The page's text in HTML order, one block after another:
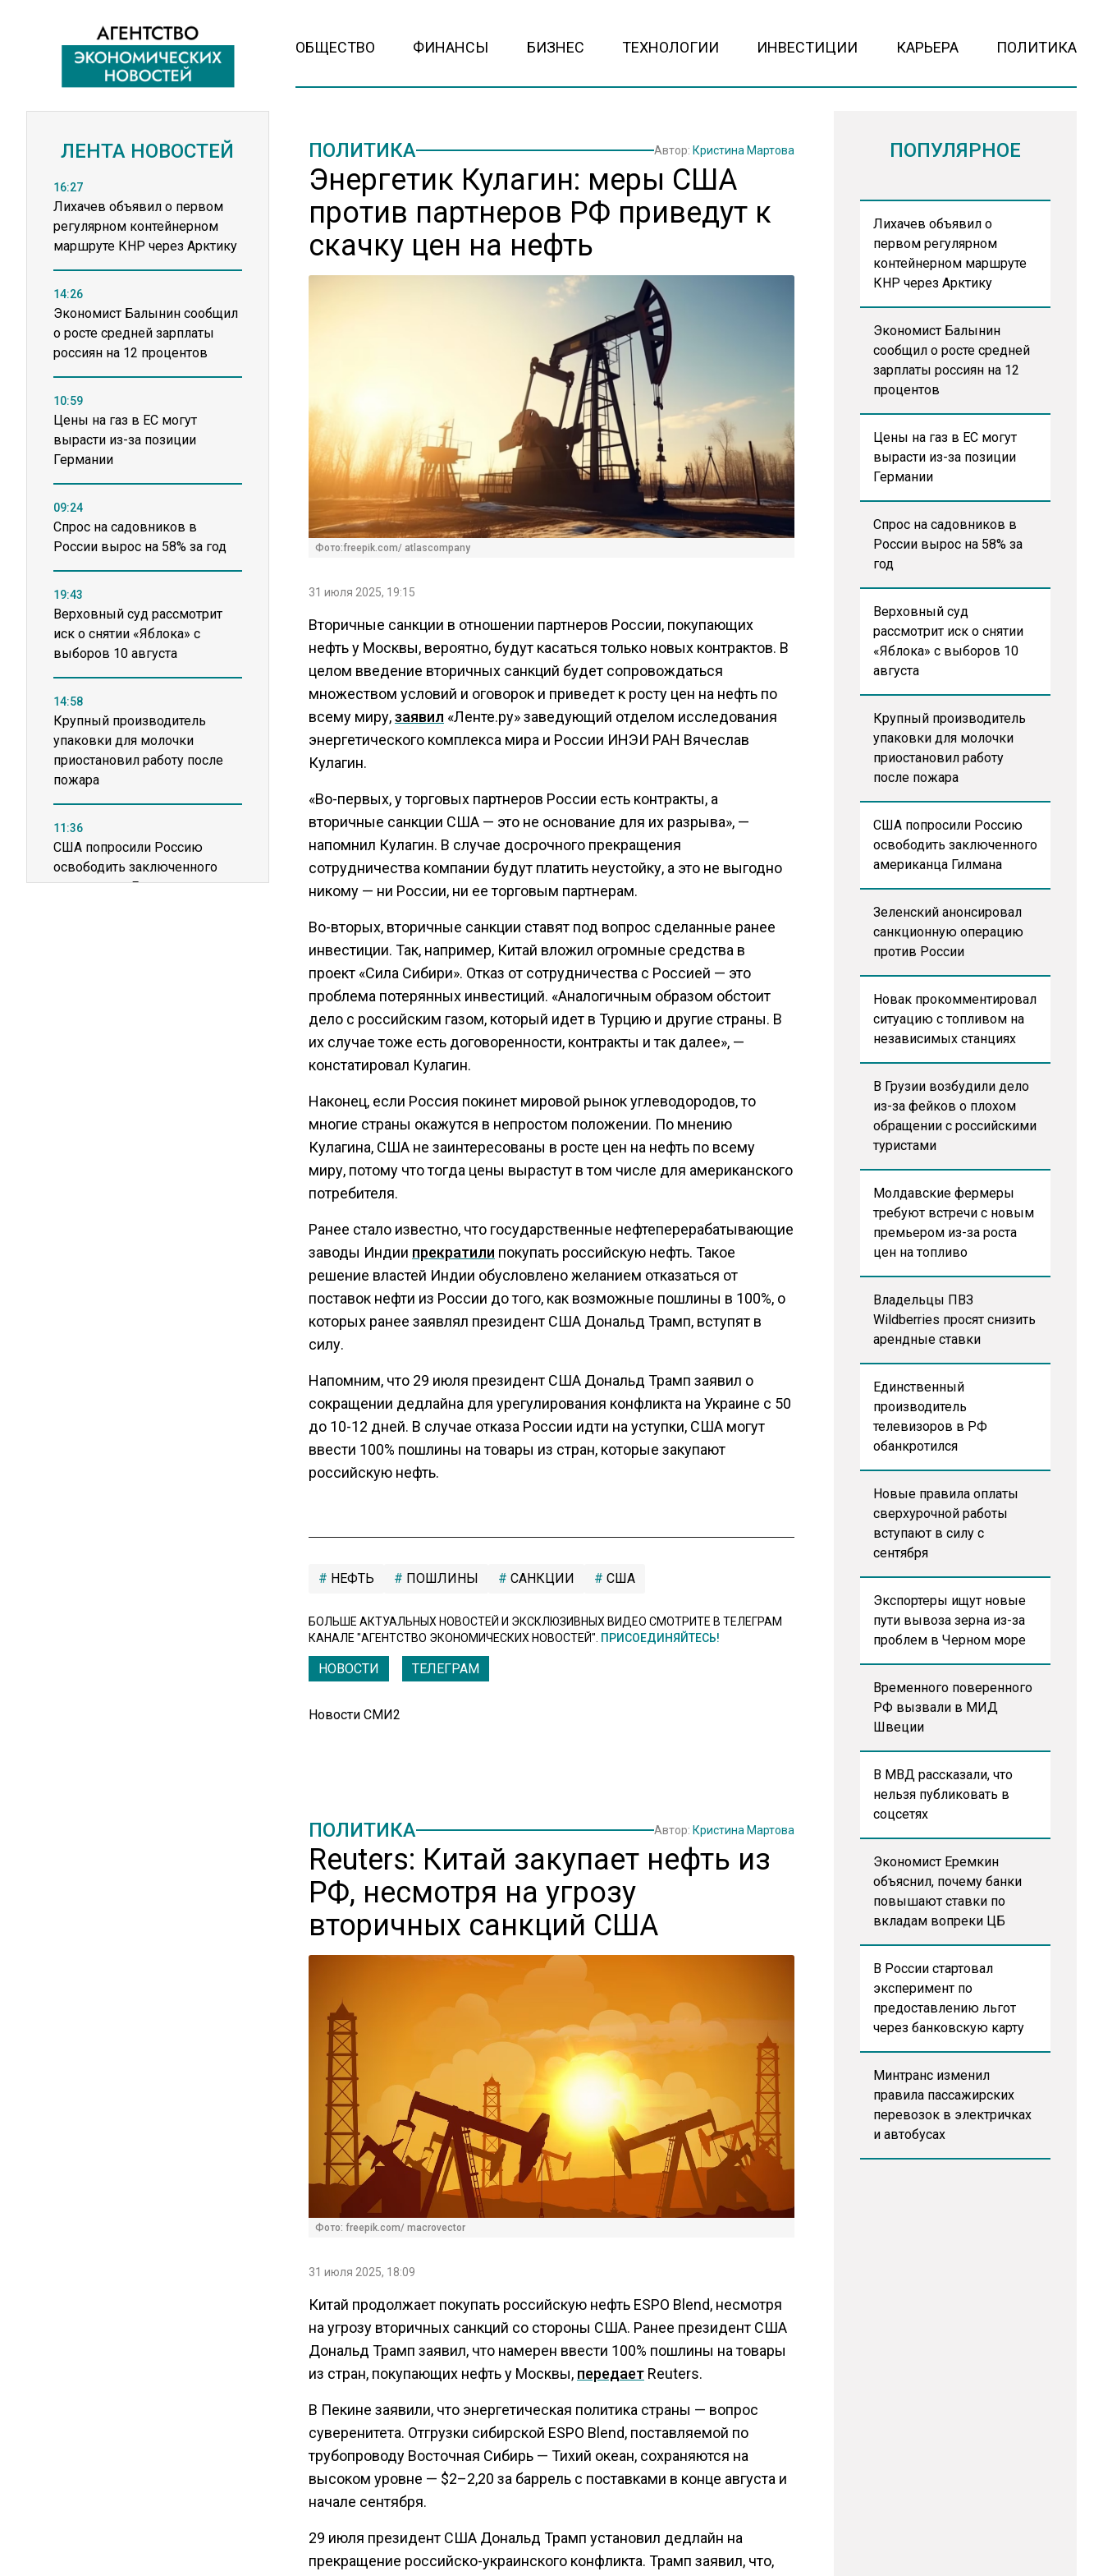
ОБЩЕСТВО ФИНАНСЫ БИЗНЕС ТЕХНОЛОГИИ ИНВЕСТИЦИИ КАРЬЕРА ПОЛИТИКА
ЛЕНТА НОВОСТЕЙ
16:27
Лихачев объявил о первом
регулярном контейнерном
маршруте КНР через Арктику
14:26
Экономист Балынин сообщил
о росте средней зарплаты
россиян на 12 процентов
10:59
Цены на газ в ЕС могут
вырасти из-за позиции
Германии
09:24
Спрос на садовников в
России вырос на 58% за год
19:43
Верховный суд рассмотрит
иск о снятии «Яблока» с
выборов 10 августа
14:58
Крупный производитель
упаковки для молочки
приостановил работу после
пожара
11:36
США попросили Россию
освободить заключенного
американца Гилмана
ПОЛИТИКА Автор: Кристина Мартова
Энергетик Кулагин: меры США
против партнеров РФ приведут к
скачку цен на нефть
Фото:freepik.com/ atlascompany
31 июля 2025, 19:15
Вторичные санкции в отношении партнеров России, покупающих
нефть у Москвы, вероятно, будут касаться только новых контрактов. В
целом введение вторичных санкций будет сопровождаться
множеством условий и оговорок и приведет к росту цен на нефть по
всему миру,заявил «Ленте.ру» заведующий отделом исследования
энергетического комплекса мира и России ИНЭИ РАН Вячеслав
Кулагин.
«Во-первых, у торговых партнеров России есть контракты, а
вторичные санкции США — это не основание для их разрыва», —
напомнил Кулагин. В случае досрочного прекращения
сотрудничества компании будут платить неустойку, а это не выгодно
никому — ни России, ни ее торговым партнерам.
Во-вторых, вторичные санкции ставят под вопрос сделанные ранее
инвестиции. Так, например, Китай вложил огромные средства в
проект «Сила Сибири». Отказ от сотрудничества с Россией — это
проблема потерянных инвестиций. «Аналогичным образом обстоит
дело с российским газом, который идет в Турцию и другие страны. В
их случае тоже есть договоренности, контракты и так далее», —
констатировал Кулагин.
Наконец, если Россия покинет мировой рынок углеводородов, то
многие страны окажутся в непростом положении. По мнению
Кулагина, США не заинтересованы в росте цен на нефть по всему
миру, потому что тогда цены вырастут в том числе для американского
потребителя.
Ранее стало известно, что государственные нефтеперерабатывающие
заводы Индии прекратили покупать российскую нефть. Такое
решение властей Индии обусловлено желанием отказаться от
поставок нефти из России до того, как возможные пошлины в 100%, о
которых ранее заявлял президент США Дональд Трамп, вступят в
силу.
Напомним, что 29 июля президент США Дональд Трамп заявил о
сокращении дедлайна для урегулирования конфликта на Украине с 50
до 10-12 дней. В случае отказа России идти на уступки, США могут
ввести 100% пошлины на товары из стран, которые закупают
российскую нефть.
НЕФТЬ ПОШЛИНЫ САНКЦИИ США
БОЛЬШЕ АКТУАЛЬНЫХ НОВОСТЕЙ И ЭКСКЛЮЗИВНЫХ ВИДЕО СМОТРИТЕ В ТЕЛЕГРАМ
КАНАЛЕ "АГЕНТСТВО ЭКОНОМИЧЕСКИХ НОВОСТЕЙ". ПРИСОЕДИНЯЙТЕСЬ!
НОВОСТИ ТЕЛЕГРАМ
Новости СМИ2
ПОЛИТИКА Автор: Кристина Мартова
Reuters: Китай закупает нефть из
РФ, несмотря на угрозу
вторичных санкций США
Фото: freepik.com/ macrovector
31 июля 2025, 18:09
Китай продолжает покупать российскую нефть ESPO Blend, несмотря
на угрозу вторичных санкций со стороны США. Ранее президент США
Дональд Трамп заявил, что намерен ввести 100% пошлины на товары
из стран, покупающих нефть у Москвы, передаетReuters.
В Пекине заявили, что энергетическая политика страны — вопрос
суверенитета. Отгрузки сибирской ESPO Blend, поставляемой по
трубопроводу Восточная Сибирь — Тихий океан, сохраняются на
высоком уровне — $2–2,20 за баррель с поставками в конце августа и
начале сентября.
29 июля президент США Дональд Трамп установил дедлайн на
прекращение российско-украинского конфликта. Трамп заявил, что,
ПОПУЛЯРНОЕ
Лихачев объявил о
первом регулярном
контейнерном маршруте
КНР через Арктику
Экономист Балынин
сообщил о росте средней
зарплаты россиян на 12
процентов
Цены на газ в ЕС могут
вырасти из-за позиции
Германии
Спрос на садовников в
России вырос на 58% за
год
Верховный суд
рассмотрит иск о снятии
«Яблока» с выборов 10
августа
Крупный производитель
упаковки для молочки
приостановил работу
после пожара
США попросили Россию
освободить заключенного
американца Гилмана
Зеленский анонсировал
санкционную операцию
против России
Новак прокомментировал
ситуацию с топливом на
независимых станциях
В Грузии возбудили дело
из-за фейков о плохом
обращении с российскими
туристами
Молдавские фермеры
требуют встречи с новым
премьером из-за роста
цен на топливо
Владельцы ПВЗ
Wildberries просят снизить
арендные ставки
Единственный
производитель
телевизоров в РФ
обанкротился
Новые правила оплаты
сверхурочной работы
вступают в силу с
сентября
Экспортеры ищут новые
пути вывоза зерна из-за
проблем в Черном море
Временного поверенного
РФ вызвали в МИД
Швеции
В МВД рассказали, что
нельзя публиковать в
соцсетях
Экономист Еремкин
объяснил, почему банки
повышают ставки по
вкладам вопреки ЦБ
В России стартовал
эксперимент по
предоставлению льгот
через банковскую карту
Минтранс изменил
правила пассажирских
перевозок в электричках
и автобусах